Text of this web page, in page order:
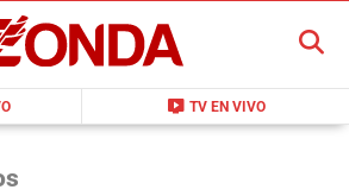
live_tv TV EN VIVO
BUSCAR